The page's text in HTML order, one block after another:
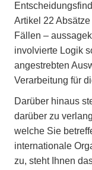
Artikel 22
Fällen –
involvierte Logik
angestrebten
Verarbeitung für
Darüber hinaus
darüber zu
welche Sie
internationale
zu, steht Ihnen